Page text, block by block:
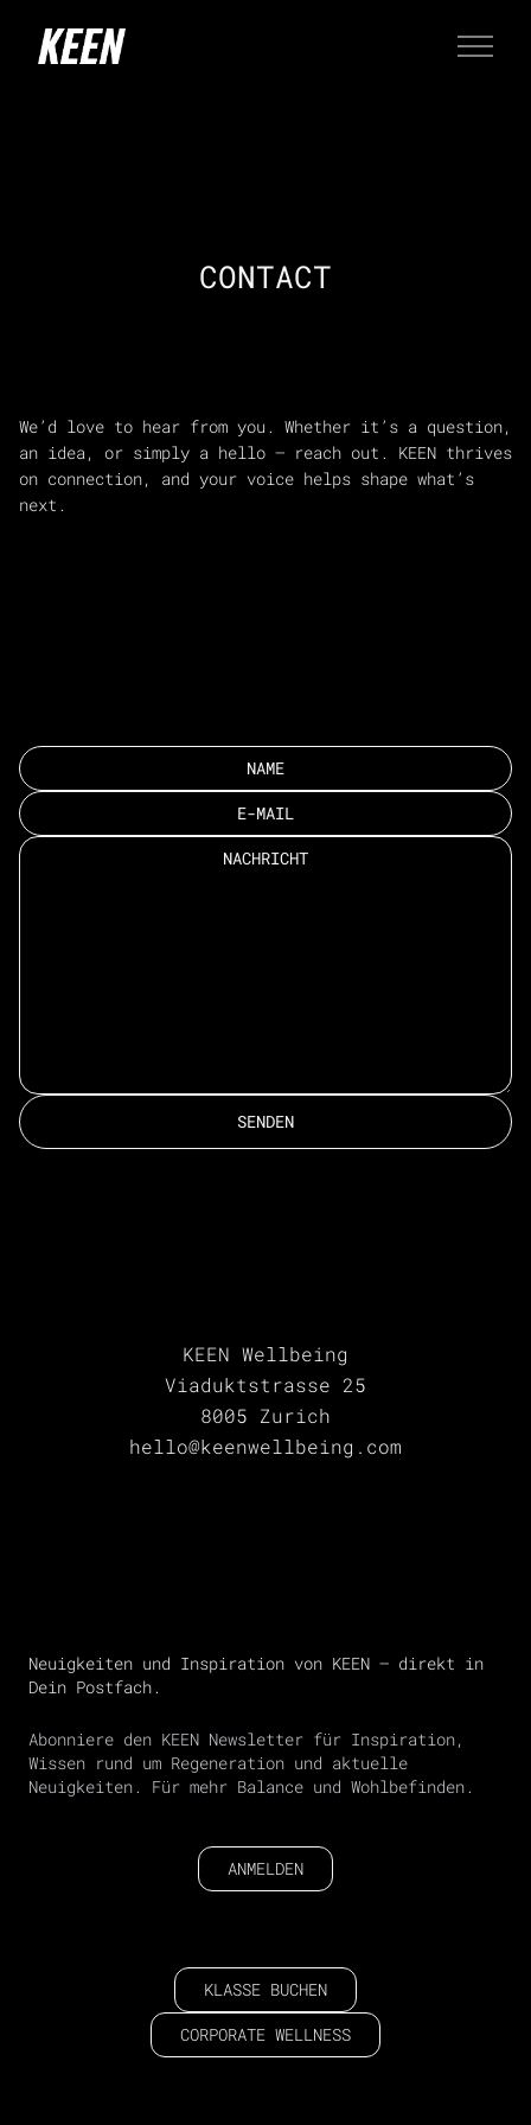
CONTACT
We’d love to hear from you. Whether it’s a question,
an idea, or simply a hello — reach out. KEEN thrives
on connection, and your voice helps shape what’s
next.
SENDEN
KEEN Wellbeing
Viaduktstrasse 25
8005 Zurich
hello@keenwellbeing.com
Neuigkeiten und Inspiration von KEEN – direkt in
Dein Postfach.
Abonniere den KEEN Newsletter für Inspiration,
Wissen rund um Regeneration und aktuelle
Neuigkeiten. Für mehr Balance und Wohlbefinden.
ANMELDEN
KLASSE BUCHEN
CORPORATE WELLNESS